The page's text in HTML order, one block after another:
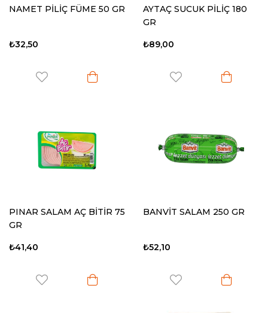
NAMET PİLİÇ FÜME 50 GR
₺32,50
AYTAÇ SUCUK PİLİÇ 180
GR
₺89,00
PINAR SALAM AÇ BİTİR 75
GR
₺41,40
BANVİT SALAM 250 GR
₺52,10